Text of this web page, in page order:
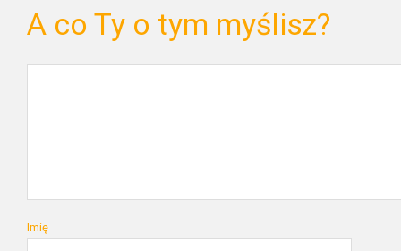
A co Ty o tym myślisz?
Imię